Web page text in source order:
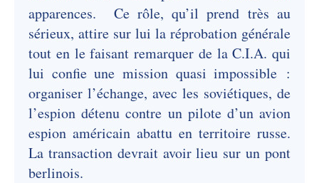
apparences. Ce rôle, qu’il prend très au
sérieux, attire sur lui la réprobation générale
tout en le faisant remarquer de la C.I.A. qui
lui confie une mission quasi impossible :
organiser l’échange, avec les soviétiques, de
l’espion détenu contre un pilote d’un avion
espion américain abattu en territoire russe.
La transaction devrait avoir lieu sur un pont
berlinois.